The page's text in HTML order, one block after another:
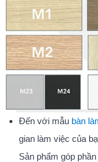
Đến với mẫu bàn
gian làm việc của
Sản phẩm góp